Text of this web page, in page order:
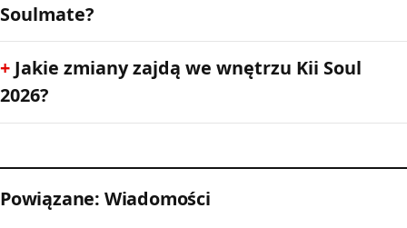
Soulmate?
Jakie zmiany zajdą we wnętrzu Kii Soul
2026?
Powiązane: Wiadomości